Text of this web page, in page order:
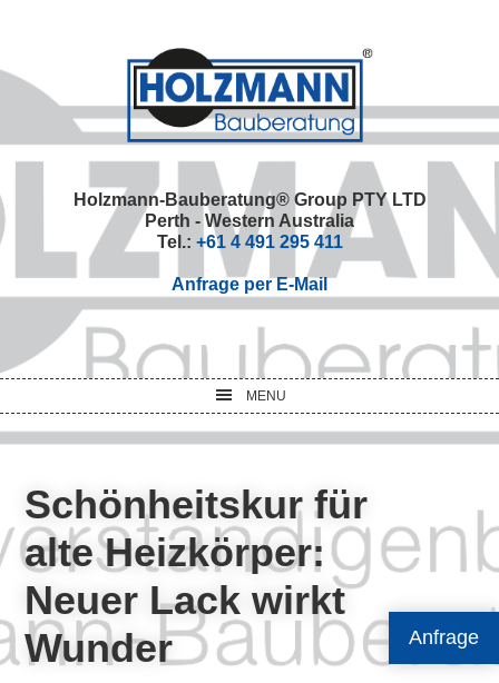
Anfrage
primary
navigation
main
content
primary
sidebar
footer
Holzmann-Bauberatung® Group PTY LTD
Perth - Western Australia
Tel.: +61 4 491 295 411
Anfrage per E-Mail
MENU
Schönheitskur für
alte Heizkörper:
Neuer Lack wirkt
Wunder